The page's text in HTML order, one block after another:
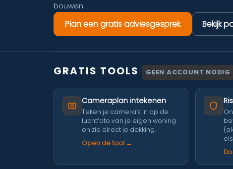
bouwen.
Plan een gratis adviesgesprek Bekijk
GRATIS TOOLS GEEN ACCOUNT NODIG
Cameraplan intekenen
Teken je camera’s in op de
luchtfoto van je eigen woning
en zie direct je dekking.
Open de tool →